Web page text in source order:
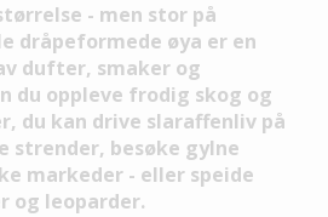
- men stor på
dråpeformede øya er en
dufter, smaker og
du oppleve frodig skog og
du kan drive slaraffenliv på
strender, besøke gylne
markeder - eller speide
og leoparder.